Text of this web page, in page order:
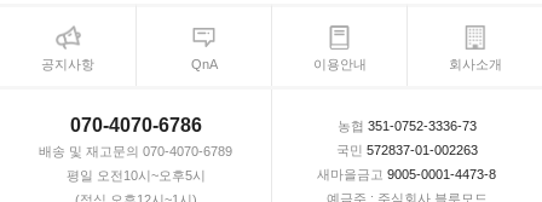
공지사항 QnA 이용안내 회사소개
070-4070-6786
배송 및 재고문의 070-4070-6789
평일 오전10시~오후5시
농협 351-0752-3336-73
국민 572837-01-002263
새마을금고 9005-0001-4473-8
예금주 : 주식회사 블루모드